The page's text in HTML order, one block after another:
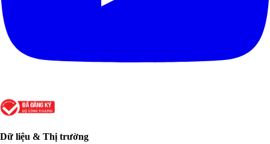
Dữ liệu & Thị trường